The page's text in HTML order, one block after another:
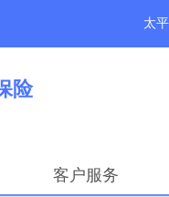
太
险
客户服务